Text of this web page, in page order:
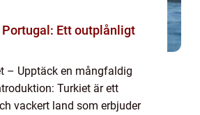
Ett outplånligt
– Upptäck en mångfaldig
Turkiet är ett
vackert land som erbjuder